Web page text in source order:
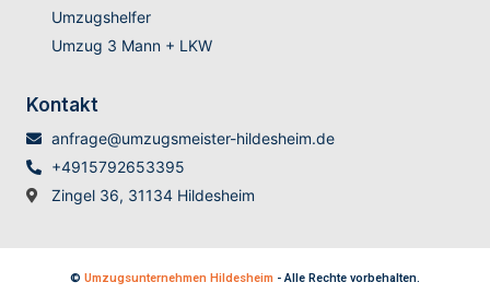
Umzugshelfer
Umzug 3 Mann + LKW
Kontakt
anfrage@umzugsmeister-hildesheim.de
+4915792653395
Zingel 36, 31134 Hildesheim
© Umzugsunternehmen Hildesheim - Alle Rechte vorbehalten.